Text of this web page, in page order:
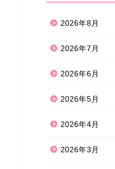
2026年8月
2026年7月
2026年6月
2026年5月
2026年4月
2026年3月